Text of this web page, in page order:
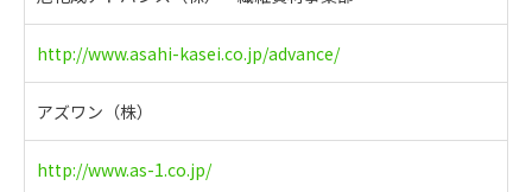
http://www.asahi-kasei.co.jp/advance/
アズワン（株）
http://www.as-1.co.jp/